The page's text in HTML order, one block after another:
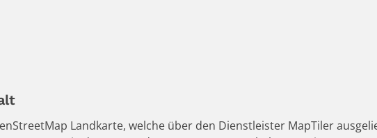
Landkarte, welche über den Dienstleister MapTiler